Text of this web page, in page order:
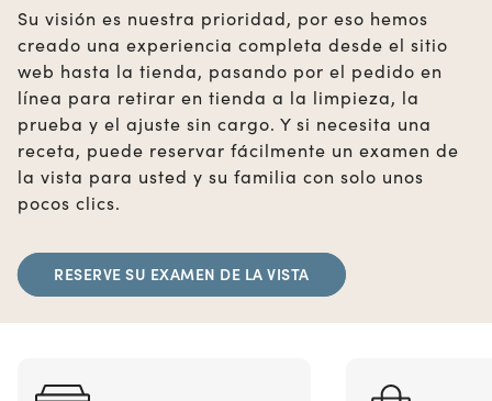
Su visión es nuestra prioridad, por eso hemos
creado una experiencia completa desde el sitio
web hasta la tienda, pasando por el pedido en
línea para retirar en tienda a la limpieza, la
prueba y el ajuste sin cargo. Y si necesita una
receta, puede reservar fácilmente un examen de
la vista para usted y su familia con solo unos
pocos clics.
RESERVE SU EXAMEN DE LA VISTA